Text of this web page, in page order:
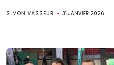
SIMON VASSEUR 31 JANVIER 2026